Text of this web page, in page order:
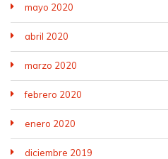
mayo 2020
abril 2020
marzo 2020
febrero 2020
enero 2020
diciembre 2019